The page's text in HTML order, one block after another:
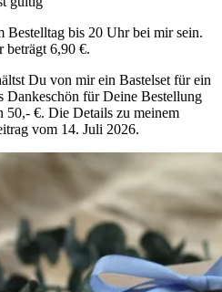
Bestelltag bis 20 Uhr bei mir sein.
beträgt 6,90 €.
Du von mir ein Bastelset für ein
Dankeschön für Deine Bestellung
50,- €. Die Details zu meinem
vom 14. Juli 2026.